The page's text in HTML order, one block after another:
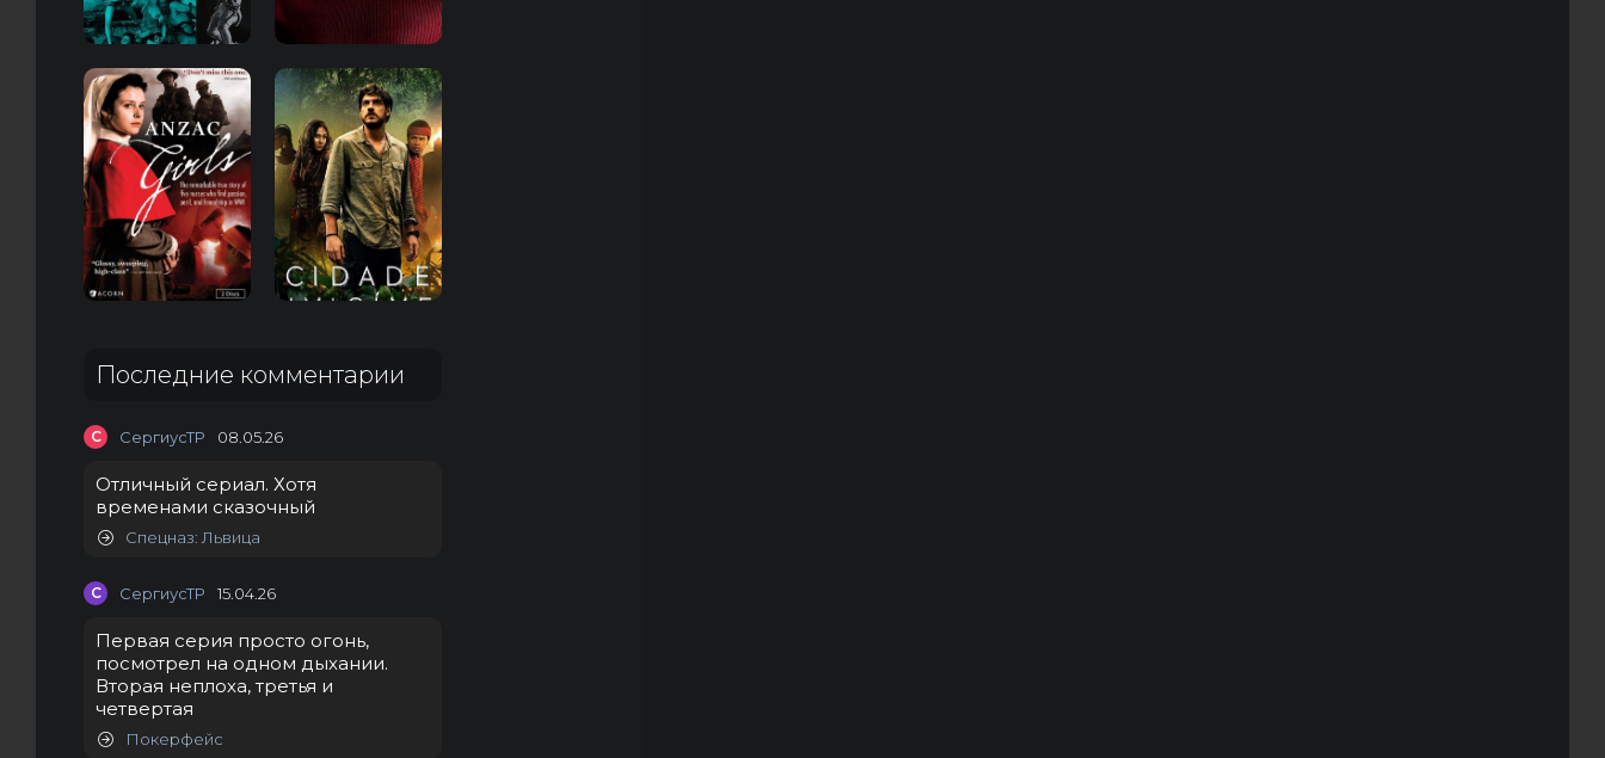
Последние комментарии
С СергиусТР 08.05.26
Отличный сериал. Хотя
временами сказочный
Спецназ: Львица
С СергиусТР 15.04.26
Первая серия просто огонь,
посмотрел на одном дыхании.
Вторая неплоха, третья и
четвертая
Покерфейс